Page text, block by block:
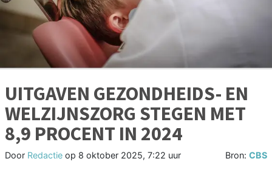
UITGAVEN GEZONDHEIDS- EN
WELZIJNSZORG STEGEN MET
8,9 PROCENT IN 2024
Door Redactie op 8 oktober 2025, 7:22 uur Bron: CBS